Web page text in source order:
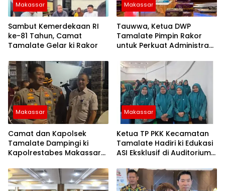
Makassar
Sambut Kemerdekaan RI
ke-81 Tahun, Camat
Tamalate Gelar ki Rakor
Makassar
Tauwwa, Ketua DWP
Tamalate Pimpin Rakor
untuk Perkuat Administrasi
Makassar
Camat dan Kapolsek
Tamalate Dampingi ki
Kapolrestabes Makassar
Sembako di Bontoduri
Makassar
Ketua TP PKK Kecamatan
Tamalate Hadiri ki Edukasi
ASI Eksklusif di Auditorium